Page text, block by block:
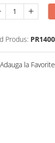
Produs:
Adauga la Favorite